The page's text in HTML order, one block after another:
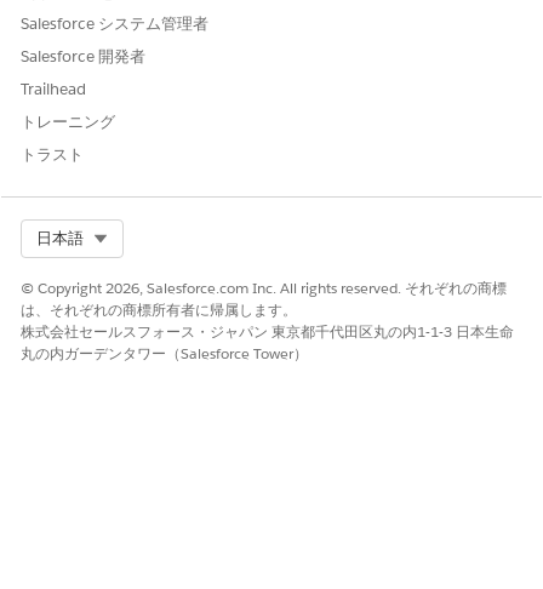
Salesforce システム管理者
Salesforce 開発者
Trailhead
トレーニング
トラスト
日本語
© Copyright 2026, Salesforce.com Inc. All rights reserved. それぞれの商標
は、それぞれの商標所有者に帰属します。
株式会社セールスフォース・ジャパン 東京都千代田区丸の内1-1-3 日本生命
丸の内ガーデンタワー（Salesforce Tower）